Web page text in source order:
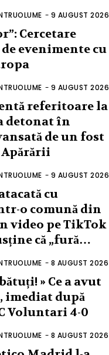
- 9 AUGUST 2026
Cercetare
evenimente cu
- 9 AUGUST 2026
referitoare la
detonat în
de un fost
- 9 AUGUST 2026
cu
o comună din
video pe TikTok
că „fură…
- 8 AUGUST 2026
» Ce a avut
imediat după
Voluntari 4-0
- 8 AUGUST 2026